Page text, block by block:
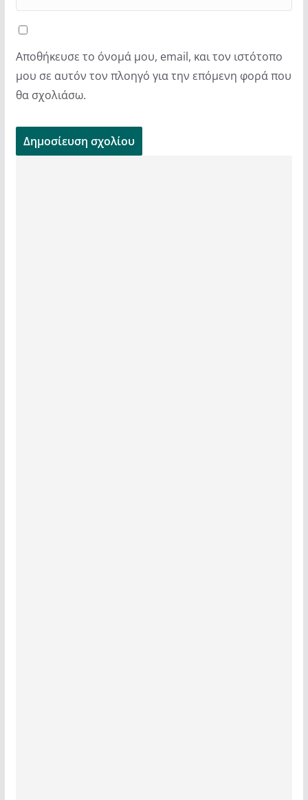
Αποθήκευσε το όνομά μου, email, και τον ιστότοπο
μου σε αυτόν τον πλοηγό για την επόμενη φορά που
θα σχολιάσω.